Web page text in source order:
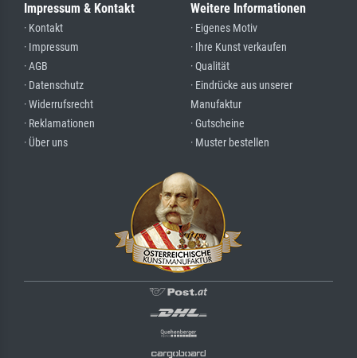
Impressum & Kontakt
· Kontakt
· Impressum
· AGB
· Datenschutz
· Widerrufsrecht
· Reklamationen
· Über uns
Weitere Informationen
· Eigenes Motiv
· Ihre Kunst verkaufen
· Qualität
· Eindrücke aus unserer
Manufaktur
· Gutscheine
· Muster bestellen